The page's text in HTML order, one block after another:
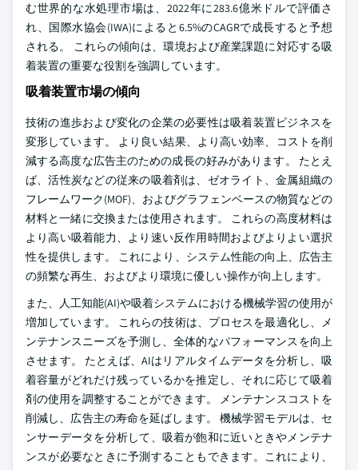
む世界的な水処理市場は、2022年に283.6億米ドルで評価さ
れ、国際水協会(IWA)によると6.5%のCAGRで成長すると予想
される。 これらの傾向は、環境および産業課題に対応する吸
着装置の重要な役割を強調しています。
吸着装置市場の傾向
技術の進歩および変化の企業の必要性は吸着装置ビジネスを
変形しています。 より良い結果、より高い効率、コストを削
減する高度な広告主のための成長の好みがあります。 たとえ
ば、活性炭などの従来の吸着剤は、ゼオライト、金属組織の
フレームワーク(MOF)、およびグラフェンベースの物質などの
材料と一緒に交換または使用されます。 これらの高度材料は
より高い吸着能力、より速い反作用時間およびよりよい選択
性を提供します。 これにより、システム性能の向上、広告主
の頻繁な再生、およびより環境に優しい操作が向上します。
また、人工知能(AI)や吸着システムにおける機械学習の使用が
増加しています。 これらの技術は、プロセスを最適化し、メ
ンテナンスニーズを予測し、全体的なパフォーマンスを向上
させます。 たとえば、AIはリアルタイムデータを分析し、吸
着容量がどれだけ残っているかを推定し、それに応じて吸着
剤の使用を調整することができます。 メンテナンスコストを
削減し、広告主の寿命を延ばします。 機械学習モデルは、セ
ンサーデータを分析して、吸着が飽和に近いときやメンテナ
ンスが必要なときに予測することもできます。これにより、